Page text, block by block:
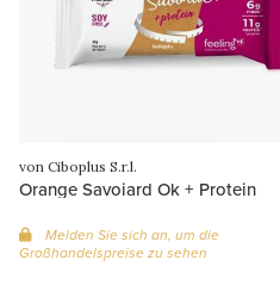
von Ciboplus S.r.l.
Orange Savoiard Ok + Protein
Melden Sie sich an, um die
Großhandelspreise zu sehen